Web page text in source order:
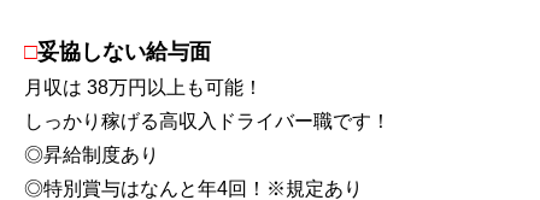
□妥協しない給与面
月収は 38万円以上も可能！
しっかり稼げる高収入ドライバー職です！
◎昇給制度あり
◎特別賞与はなんと年4回！※規定あり